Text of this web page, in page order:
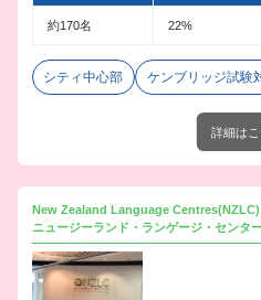
約170名 22%
シティ中心部 ケンブリッジ試験
詳細は
New Zealand Language
ニュージーランド・ランゲージ・センタ